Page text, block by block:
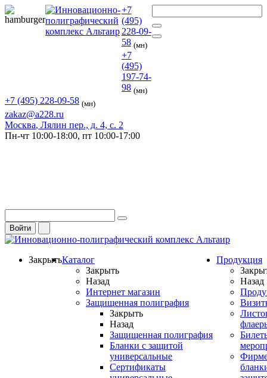
+7
(495)
228-09-
58 (мн)
+7
(495)
197-74-
98 (мн)
+7 (495) 228-09-58 (мн)
zakaz@a228.ru
Москва, Лялин пер., д. 4, с. 2
Пн-чт 10:00-18:00, пт 10:00-17:00
Войти
ЗакрытьКаталог
Закрыть
Назад
Интернет магазин
Защищенная полиграфия
Закрыть
Назад
Защищенная полиграфия
Бланки с защитой
универсальные
Сертификаты
Продукция
Назад